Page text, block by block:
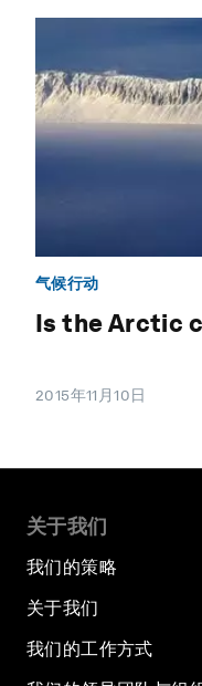
气候行动
Is the Arctic
2015年11月10日
关于我们
我们的策略
关于我们
我们的工作方式